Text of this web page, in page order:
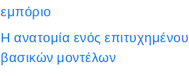
εμπόριο
Η ανατομία ενός
βασικών μοντέλων